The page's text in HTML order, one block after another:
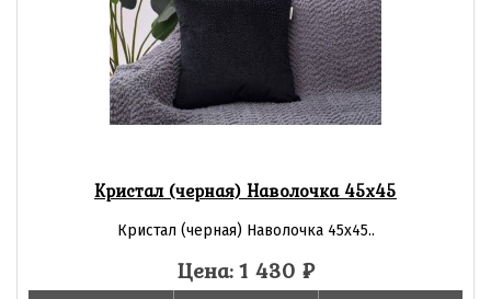
Кристал (черная) Наволочка 45х45
Кристал (черная) Наволочка 45х45..
Цена: 1 430 ₽